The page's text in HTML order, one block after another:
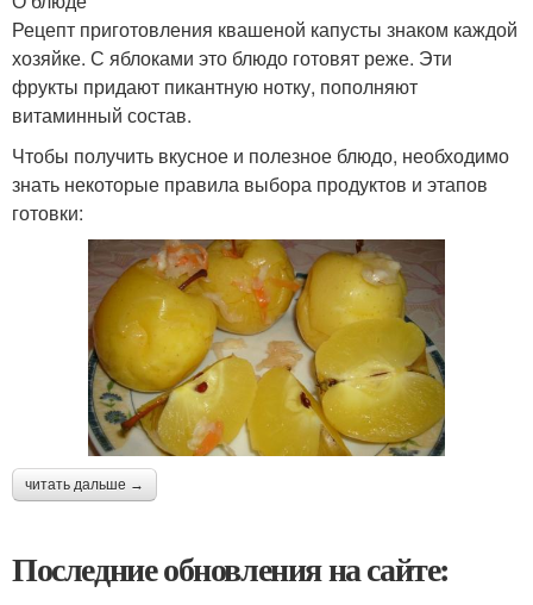
Рецепт приготовления квашеной капусты знаком каждой
хозяйке. С яблоками это блюдо готовят реже. Эти
фрукты придают пикантную нотку, пополняют
витаминный состав.
Чтобы получить вкусное и полезное блюдо, необходимо
знать некоторые правила выбора продуктов и этапов
готовки:
читать дальше →
Последние обновления на сайте: